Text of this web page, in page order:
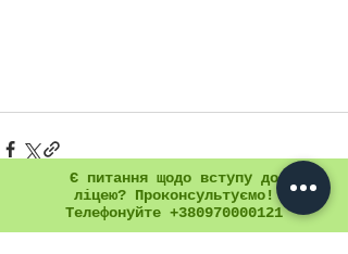
Є питання щодо вступу до
ліцею? Проконсультуємо!
Телефонуйте +380970000121
Останні пости Дивитися всі